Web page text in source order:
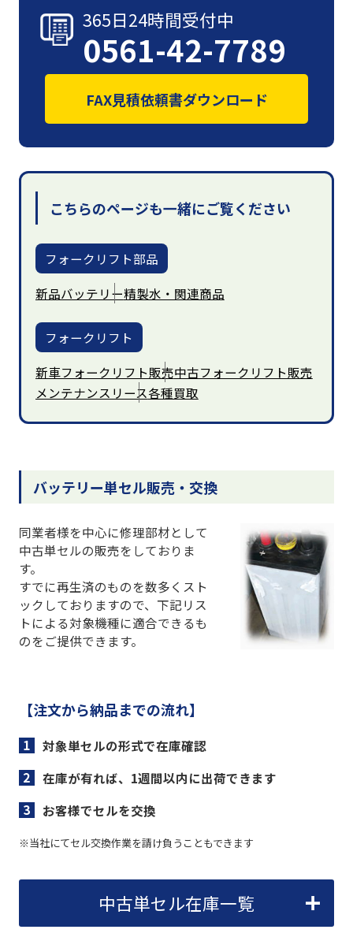
365日24時間受付中
0561-42-7789
FAX見積依頼書ダウンロード
こちらのページも一緒にご覧ください
フォークリフト部品
新品バッテリー精製水・関連商品
フォークリフト
新車フォークリフト販売中古フォークリフト販売
メンテナンスリース各種買取
バッテリー単セル販売・交換
同業者様を中心に修理部材として
中古単セルの販売をしておりま
す。
すでに再生済のものを数多くスト
ックしておりますので、下記リス
トによる対象機種に適合できるも
のをご提供できます。
【注文から納品までの流れ】
対象単セルの形式で在庫確認
在庫が有れば、1週間以内に出荷できます
お客様でセルを交換
※当社にてセル交換作業を請け負うこともできます
中古単セル在庫一覧